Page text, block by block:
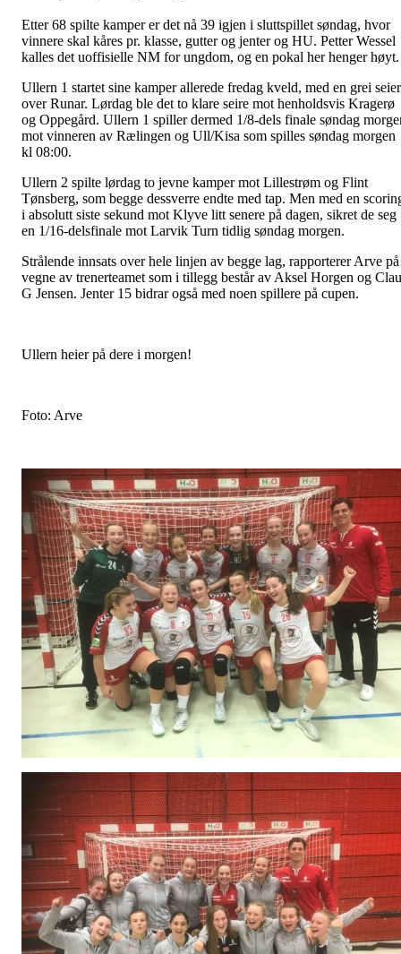
Etter 68 spilte kamper er det nå 39 igjen i sluttspillet søndag, hvor
vinnere skal kåres pr. klasse, gutter og jenter og HU. Petter Wessel
kalles det uoffisielle NM for ungdom, og en pokal her henger
Ullern 1 startet sine kamper allerede fredag kveld, med en grei seier
over Runar. Lørdag ble det to klare seire mot henholdsvis Kragerø
og Oppegård. Ullern 1 spiller dermed 1/8-dels finale søndag
mot vinneren av Rælingen og Ull/Kisa som spilles søndag morgen
kl 08:00.
Ullern 2 spilte lørdag to jevne kamper mot Lillestrøm og Flint
Tønsberg, som begge dessverre endte med tap. Men med en
i absolutt siste sekund mot Klyve litt senere på dagen, sikret de seg
en 1/16-delsfinale mot Larvik Turn tidlig søndag morgen.
Strålende innsats over hele linjen av begge lag, rapporterer Arve på
vegne av trenerteamet som i tillegg består av Aksel Horgen og
G Jensen. Jenter 15 bidrar også med noen spillere på cupen.
Ullern heier på dere i morgen!
Foto: Arve